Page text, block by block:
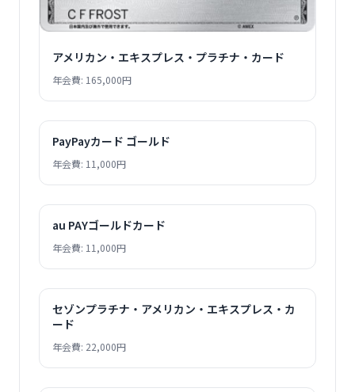
アメリカン・エキスプレス・プラチナ・カード
年会費: 165,000円
PayPayカード ゴールド
年会費: 11,000円
au PAYゴールドカード
年会費: 11,000円
セゾンプラチナ・アメリカン・エキスプレス・カ
ード
年会費: 22,000円